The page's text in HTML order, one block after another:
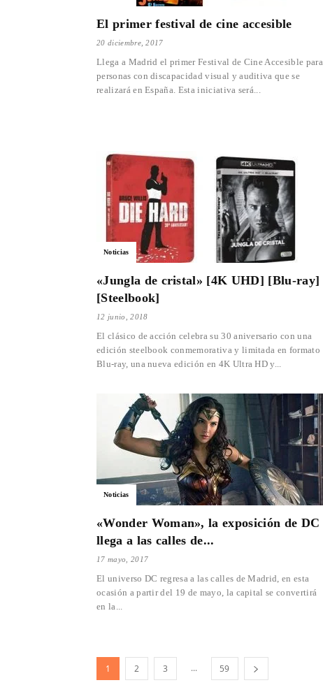
El primer festival de cine accesible
20 diciembre, 2017
Llega a Madrid el primer Festival de Cine Accesible para
personas con discapacidad visual y auditiva que se
realizará en España. Esta iniciativa será...
Noticias
«Jungla de cristal» [4K UHD] [Blu-ray]
[Steelbook]
12 junio, 2018
El clásico de acción celebra su 30 aniversario con una
edición steelbook conmemorativa y limitada en formato
Blu-ray, una nueva edición en 4K Ultra HD y...
Noticias
«Wonder Woman», la exposición de DC
llega a las calles de...
17 mayo, 2017
El universo DC regresa a las calles de Madrid, en esta
ocasión a partir del 19 de mayo, la capital se convertirá
en la...
1 2 3 ... 59